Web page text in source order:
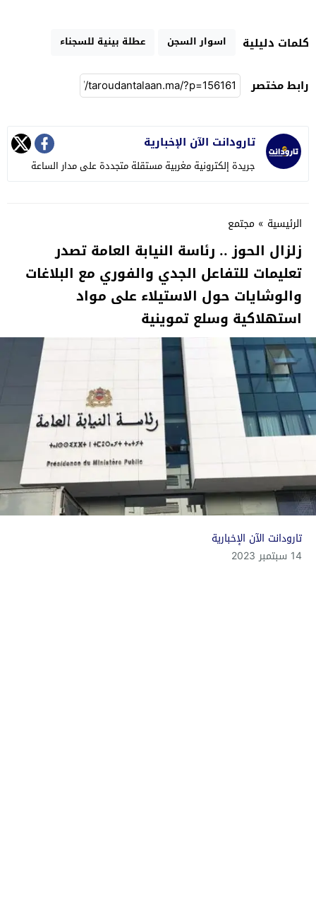
كلمات دليلية اسوار السجن عطلة بينية للسجناء
رابط مختصر
تارودانت الآن الإخبارية
جريدة إلكترونية مغربية مستقلة متجددة على مدار الساعة
الرئيسية » مجتمع
زلزال الحوز .. رئاسة النيابة العامة تصدر
تعليمات للتفاعل الجدي والفوري مع البلاغات
والوشايات حول الاستيلاء على مواد
استهلاكية وسلع تموينية
تارودانت الآن الإخبارية
14 سبتمبر 2023